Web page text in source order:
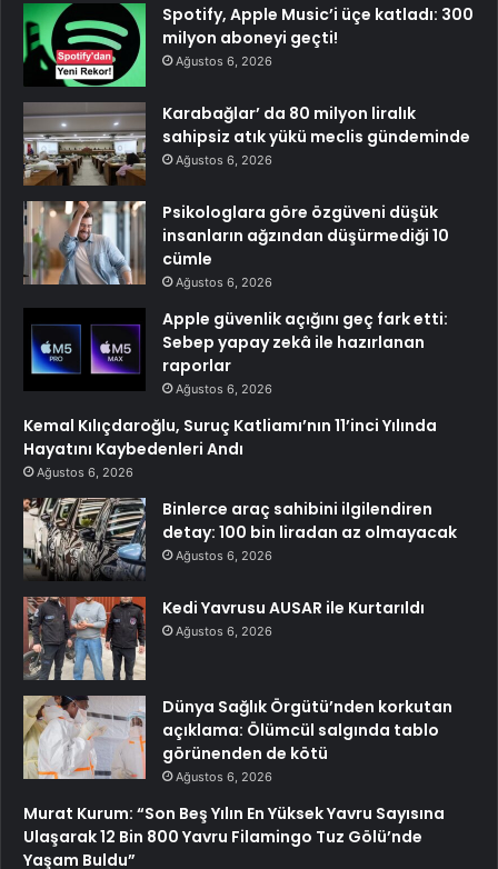
Spotify, Apple Music’i üçe katladı: 300
milyon aboneyi geçti!
Ağustos 6, 2026
Karabağlar’ da 80 milyon liralık
sahipsiz atık yükü meclis gündeminde
Ağustos 6, 2026
Psikologlara göre özgüveni düşük
insanların ağzından düşürmediği 10
cümle
Ağustos 6, 2026
Apple güvenlik açığını geç fark etti:
Sebep yapay zekâ ile hazırlanan
raporlar
Ağustos 6, 2026
Kemal Kılıçdaroğlu, Suruç Katliamı’nın 11’inci Yılında
Hayatını Kaybedenleri Andı
Ağustos 6, 2026
Binlerce araç sahibini ilgilendiren
detay: 100 bin liradan az olmayacak
Ağustos 6, 2026
Kedi Yavrusu AUSAR ile Kurtarıldı
Ağustos 6, 2026
Dünya Sağlık Örgütü’nden korkutan
açıklama: Ölümcül salgında tablo
görünenden de kötü
Ağustos 6, 2026
Murat Kurum: “Son Beş Yılın En Yüksek Yavru Sayısına
Ulaşarak 12 Bin 800 Yavru Filamingo Tuz Gölü’nde
Yaşam Buldu”